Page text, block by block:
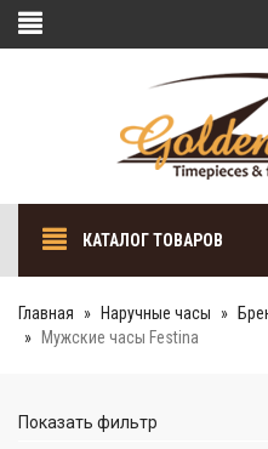
КАТАЛОГ ТОВАРОВ
Главная Наручные часы
Мужские часы Festina
Показать фильтр